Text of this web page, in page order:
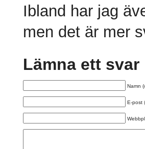
Ibland har jag
men det är mer
Lämna ett svar
Namn
E-post